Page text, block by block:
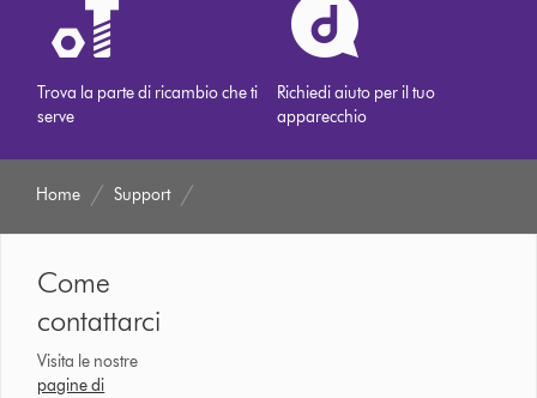
Trova la parte di ricambio che ti
serve
Richiedi aiuto per il tuo
apparecchio
Home Support
Come
contattarci
Visita le nostre
pagine di